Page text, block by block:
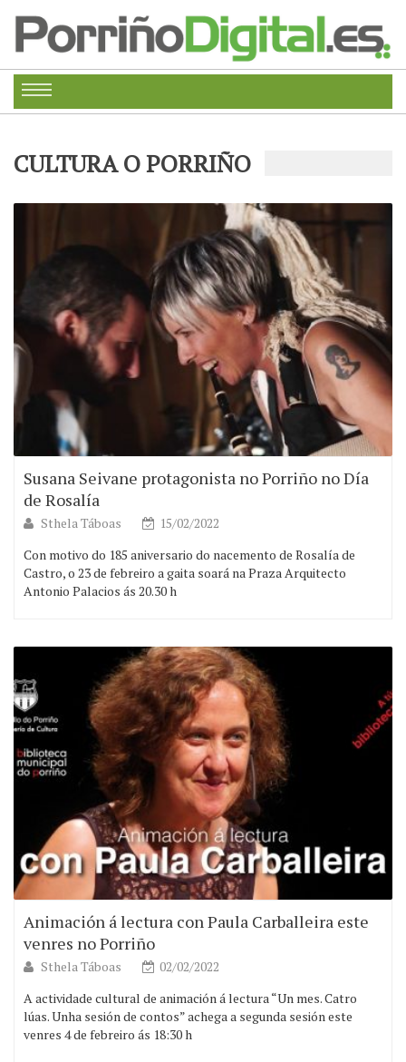
CULTURA O PORRIÑO
Susana Seivane protagonista no Porriño no Día
de Rosalía
Sthela Táboas
15/02/2022
Con motivo do 185 aniversario do nacemento de Rosalía de
Castro, o 23 de febreiro a gaita soará na Praza Arquitecto
Antonio Palacios ás 20.30 h
Animación á lectura con Paula Carballeira este
venres no Porriño
Sthela Táboas
02/02/2022
A actividade cultural de animación á lectura “Un mes. Catro
lúas. Unha sesión de contos” achega a segunda sesión este
venres 4 de febreiro ás 18:30 h